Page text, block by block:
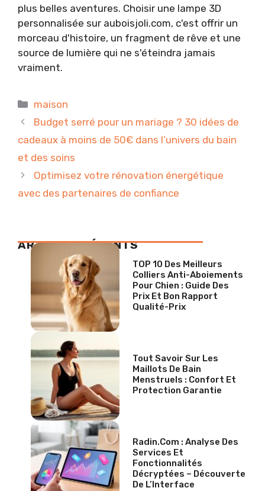
plus belles aventures. Choisir une lampe 3D
personnalisée sur auboisjoli.com, c'est offrir un
morceau d'histoire, un fragment de rêve et une
source de lumière qui ne s'éteindra jamais
vraiment.
Catégories
maison
Budget serré pour un mariage ? 30 idées de
cadeaux à moins de 50€ dans l’univers du bain
et des soins
Optimisez votre rénovation énergétique
avec des partenaires de confiance
ARTICLES RÉCENTS
TOP 10 Des Meilleurs
Colliers Anti-Aboiements
Pour Chien : Guide Des
Prix Et Bon Rapport
Qualité-Prix
Tout Savoir Sur Les
Maillots De Bain
Menstruels : Confort Et
Protection Garantie
Radin.com : Analyse Des
Services Et
Fonctionnalités
Décryptées – Découverte
De L’Interface